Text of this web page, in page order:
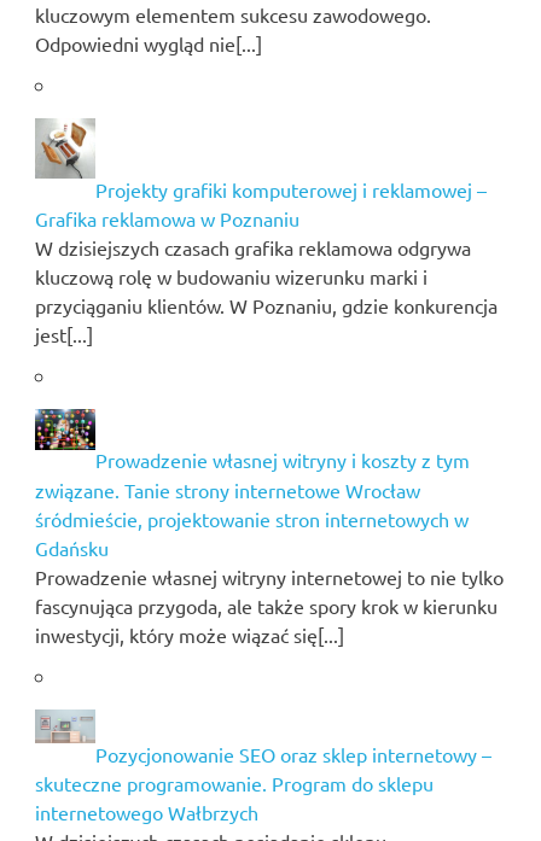
kluczowym elementem sukcesu zawodowego.
Odpowiedni wygląd nie[...]
Projekty grafiki komputerowej i reklamowej –
Grafika reklamowa w Poznaniu
W dzisiejszych czasach grafika reklamowa odgrywa
kluczową rolę w budowaniu wizerunku marki i
przyciąganiu klientów. W Poznaniu, gdzie konkurencja
jest[...]
Prowadzenie własnej witryny i koszty z tym
związane. Tanie strony internetowe Wrocław
śródmieście, projektowanie stron internetowych w
Gdańsku
Prowadzenie własnej witryny internetowej to nie tylko
fascynująca przygoda, ale także spory krok w kierunku
inwestycji, który może wiązać się[...]
Pozycjonowanie SEO oraz sklep internetowy –
skuteczne programowanie. Program do sklepu
internetowego Wałbrzych